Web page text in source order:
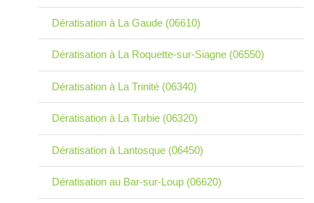
Dératisation à La Gaude (06610)
Dératisation à La Roquette-sur-Siagne (06550)
Dératisation à La Trinité (06340)
Dératisation à La Turbie (06320)
Dératisation à Lantosque (06450)
Dératisation au Bar-sur-Loup (06620)